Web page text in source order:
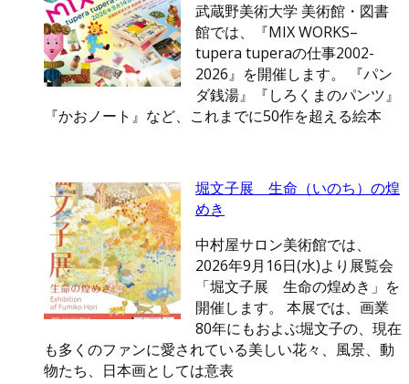
武蔵野美術大学 美術館・図書
館では、『MIX WORKS–
tupera tuperaの仕事2002-
2026』を開催します。 『パン
ダ銭湯』『しろくまのパンツ』
『かおノート』など、これまでに50作を超える絵本
堀文子展 生命（いのち）の煌
めき
中村屋サロン美術館では、
2026年9月16日(水)より展覧会
「堀文子展 生命の煌めき」を
開催します。 本展では、画業
80年にもおよぶ堀文子の、現在
も多くのファンに愛されている美しい花々、風景、動
物たち、日本画としては意表